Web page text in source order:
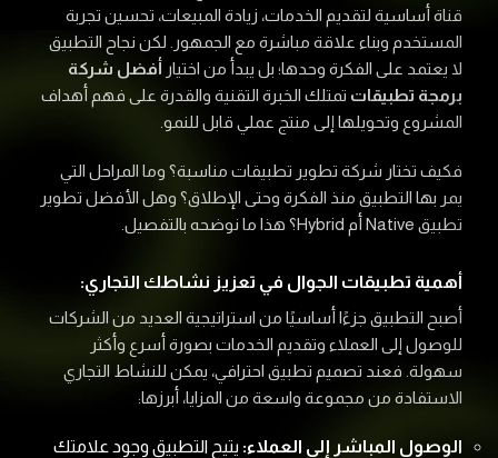
قناة أساسية لتقديم الخدمات، زيادة المبيعات، تحسين تجربة
المستخدم وبناء علاقة مباشرة مع الجمهور. لكن نجاح التطبيق
لا يعتمد على الفكرة وحدها؛ بل يبدأ من اختيار أفضل شركة
برمجة تطبيقات تمتلك الخبرة التقنية والقدرة على فهم أهداف
المشروع وتحويلها إلى منتج عملي قابل للنمو.
فكيف تختار شركة تطوير تطبيقات مناسبة؟ وما المراحل التي
يمر بها التطبيق منذ الفكرة وحتى الإطلاق؟ وهل الأفضل تطوير
تطبيق Native أم Hybrid؟ هذا ما نوضحه بالتفصيل.
أهمية تطبيقات الجوال في تعزيز نشاطك التجاري:
أصبح التطبيق جزءًا أساسيًا من استراتيجية العديد من الشركات
للوصول إلى العملاء وتقديم الخدمات بصورة أسرع وأكثر
سهولة. فعند تصميم تطبيق احترافي، يمكن للنشاط التجاري
الاستفادة من مجموعة واسعة من المزايا، أبرزها:
الوصول المباشر إلى العملاء: يتيح التطبيق وجود علامتك